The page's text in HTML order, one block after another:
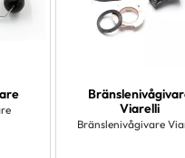
Viarelli
Bränslenivågivare